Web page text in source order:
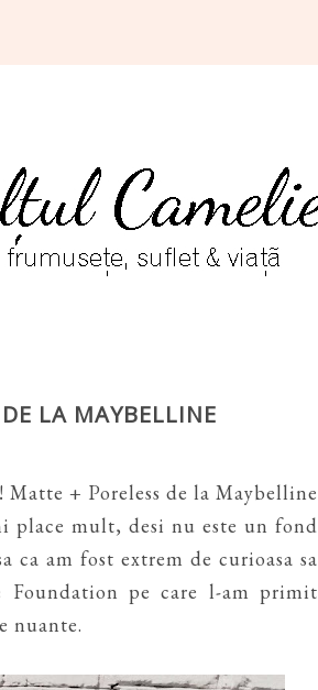
LA MAYBELLINE
+ Poreless de la Maybelline
place mult, desi nu este un fond
ca am fost extrem de curioasa sa
Foundation pe care l-am primit
nuante.